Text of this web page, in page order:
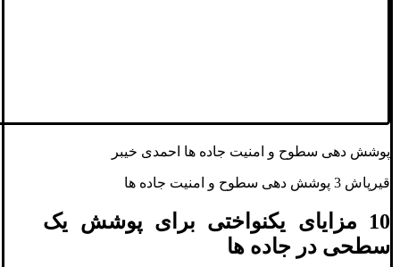
پوشش دهی سطوح و امنیت جاده ها احمدی خیبر
قیرپاش 3 پوشش دهی سطوح و امنیت جاده ها
10 مزایای یکنواختی برای پوشش یک
سطحی در جاده ها